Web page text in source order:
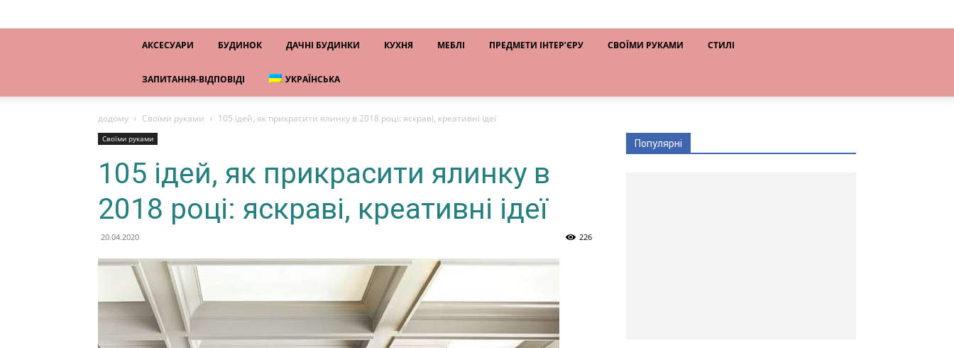
АКСЕСУАРИ БУДИНОК ДАЧНІ БУДИНКИ КУХНЯ МЕБЛІ ПРЕДМЕТИ ІНТЕР’ЄРУ СВОЇМИ РУКАМИ СТИЛІ
ЗАПИТАННЯ-ВІДПОВІДІ УКРАЇНСЬКА
додому Своїми руками 105 ідей, як прикрасити ялинку в 2018 році: яскраві, креативні ідеї
Своїми руками
105 ідей, як прикрасити ялинку в
2018 році: яскраві, креативні ідеї
20.04.2020 226
Популярні